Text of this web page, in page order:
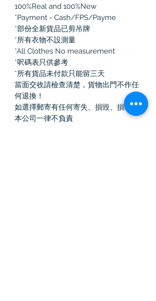
100%Real and 100%New
*Payment - Cash/FPS/Payme
*部份全新貨品已剪吊牌
*所有衣物不設測量
*All Clothes No measurement
*呎碼表只供參考
*所有貨品未付款只能留三天
當面交收請檢查清楚，貨物出門不作任
何退換！
如選擇郵寄有任何寄失、損毀、損耗，
本公司一律不負責